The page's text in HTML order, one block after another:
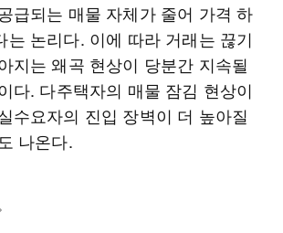
급되는 매물 자체가 줄어 가격 하
는 논리다. 이에 따라 거래는 끊기
지는 왜곡 현상이 당분간 지속될
다. 다주택자의 매물 잠김 현상이
수요자의 진입 장벽이 더 높아질
나온다.